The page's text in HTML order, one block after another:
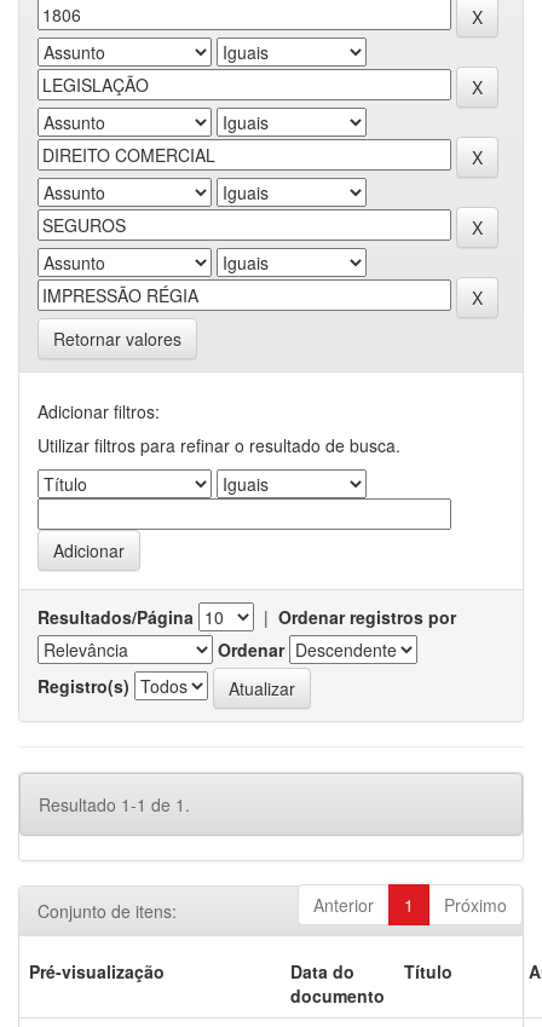
Retornar valores
Adicionar filtros:
Utilizar filtros para refinar o resultado de busca.
Resultados/Página | Ordenar registros por
Ordenar
Registro(s)
Resultado 1-1 de 1.
Anterior 1 Próximo
Conjunto de itens:
Pré-visualização
Data do
documento
Título